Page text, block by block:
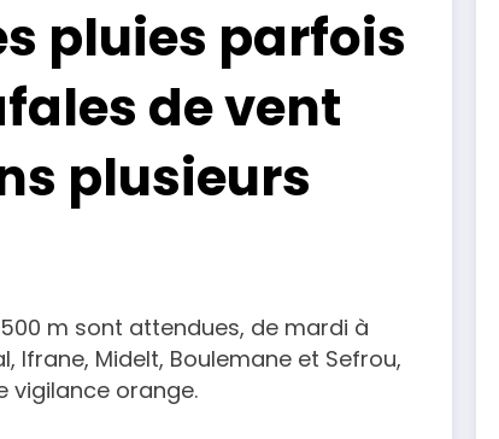
pluies parfois
de vent
plusieurs
m sont attendues, de mardi à
Ifrane, Midelt, Boulemane et Sefrou,
vigilance orange.